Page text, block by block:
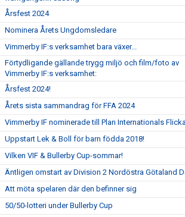
Årsfest 2024
Nominera Årets Ungdomsledare
Vimmerby IF:s verksamhet bara växer...
Förtydligande gällande trygg miljö och film/foto av
Vimmerby IF:s verksamhet:
Årsfest 2024!
Årets sista sammandrag för FFA 2024
Vimmerby IF nominerade till Plan Internationals
Uppstart Lek & Boll för barn födda 2018!
Vilken VIF & Bullerby Cup-sommar!
Äntligen omstart av Division 2 Nordöstra Götaland
Att möta spelaren där den befinner sig
50/50-lotteri under Bullerby Cup